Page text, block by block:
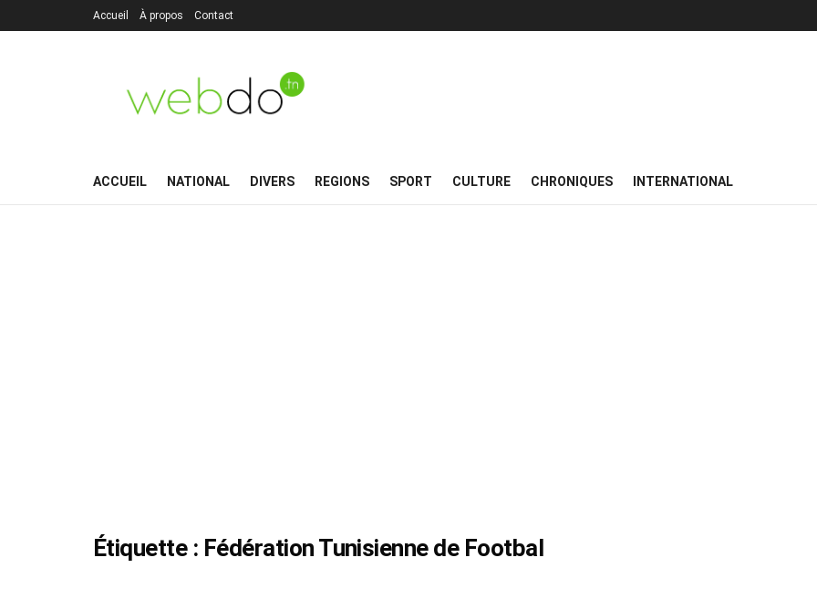
Accueil À propos Contact
ACCUEIL NATIONAL DIVERS REGIONS SPORT CULTURE CHRONIQUES INTERNATIONAL
Étiquette : Fédération Tunisienne de Footbal